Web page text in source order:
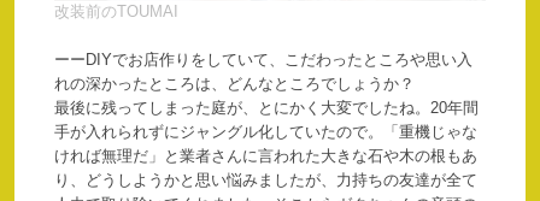
改装前のTOUMAI
ーーDIYでお店作りをしていて、こだわったところや思い入
れの深かったところは、どんなところでしょうか？
最後に残ってしまった庭が、とにかく大変でしたね。20年間
手が入れられずにジャングル化していたので。「重機じゃな
ければ無理だ」と業者さんに言われた大きな石や木の根もあ
り、どうしようかと思い悩みましたが、力持ちの友達が全て